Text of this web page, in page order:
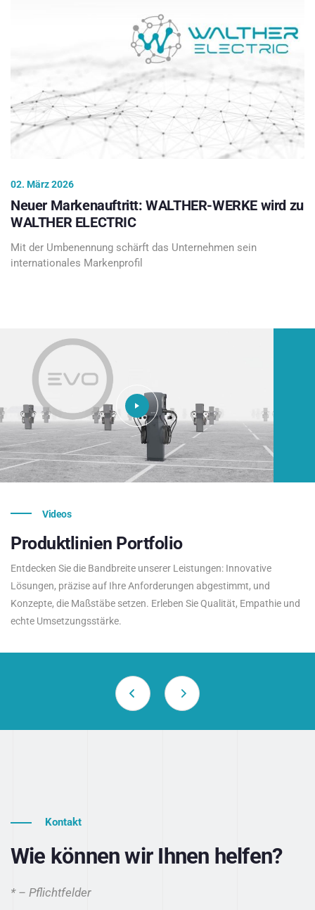
02. März 2026
Neuer Markenauftritt: WALTHER-WERKE wird zu
WALTHER ELECTRIC
Mit der Umbenennung schärft das Unternehmen sein
internationales Markenprofil
Videos
Produktlinien Portfolio
Entdecken Sie die Bandbreite unserer Leistungen: Innovative
Lösungen, präzise auf Ihre Anforderungen abgestimmt, und
Konzepte, die Maßstäbe setzen. Erleben Sie Qualität, Empathie und
echte Umsetzungsstärke.
Kontakt
Wie können wir Ihnen helfen?
* – Pflichtfelder